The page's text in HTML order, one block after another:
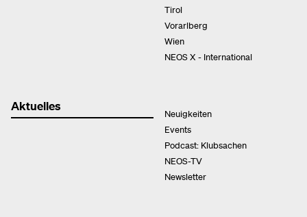
Tirol
Vorarlberg
Wien
NEOS X - International
Aktuelles
Neuigkeiten
Events
Podcast: Klubsachen
NEOS-TV
Newsletter